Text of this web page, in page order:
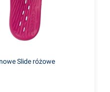
Slide różowe